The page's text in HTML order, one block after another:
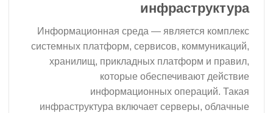
инфраструктура
Информационная среда — является комплекс
системных платформ, сервисов, коммуникаций,
хранилищ, прикладных платформ и правил,
которые обеспечивают действие
информационных операций. Такая
инфраструктура включает серверы, облачные